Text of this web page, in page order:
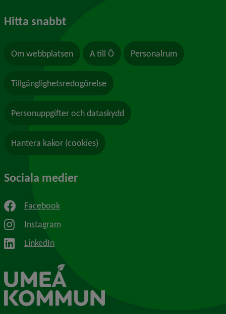
Hitta snabbt
Om webbplatsen A till Ö Personalrum
Tillgänglighetsredogörelse
Personuppgifter och dataskydd
Hantera kakor (cookies)
Sociala medier
Facebook
Instagram
LinkedIn